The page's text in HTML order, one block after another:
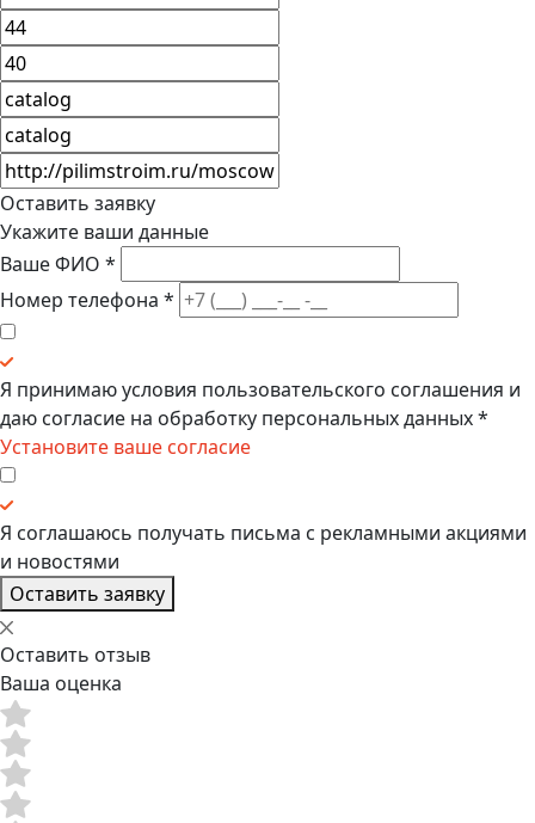
Оставить заявку
Укажите ваши данные
Ваше ФИО *
Номер телефона *
Я принимаю условия пользовательского соглашения и
даю согласие на обработку персональных данных*
Установите ваше согласие
Я соглашаюсь получать письма с рекламными акциями
и новостями
Оставить заявку
Оставить отзыв
Ваша оценка